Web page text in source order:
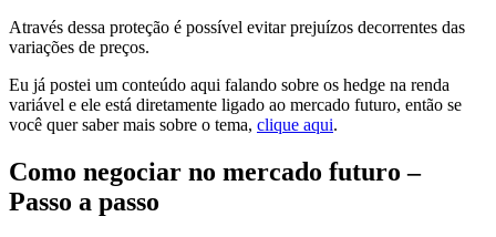
Através dessa proteção é possível evitar prejuízos decorrentes das
variações de preços.
Eu já postei um conteúdo aqui falando sobre os hedge na renda
variável e ele está diretamente ligado ao mercado futuro, então se
você quer saber mais sobre o tema, clique aqui.
Como negociar no mercado futuro –
Passo a passo